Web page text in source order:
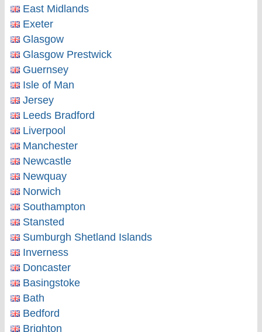
East Midlands
Exeter
Glasgow
Glasgow Prestwick
Guernsey
Isle of Man
Jersey
Leeds Bradford
Liverpool
Manchester
Newcastle
Newquay
Norwich
Southampton
Stansted
Sumburgh Shetland Islands
Inverness
Doncaster
Basingstoke
Bath
Bedford
Brighton